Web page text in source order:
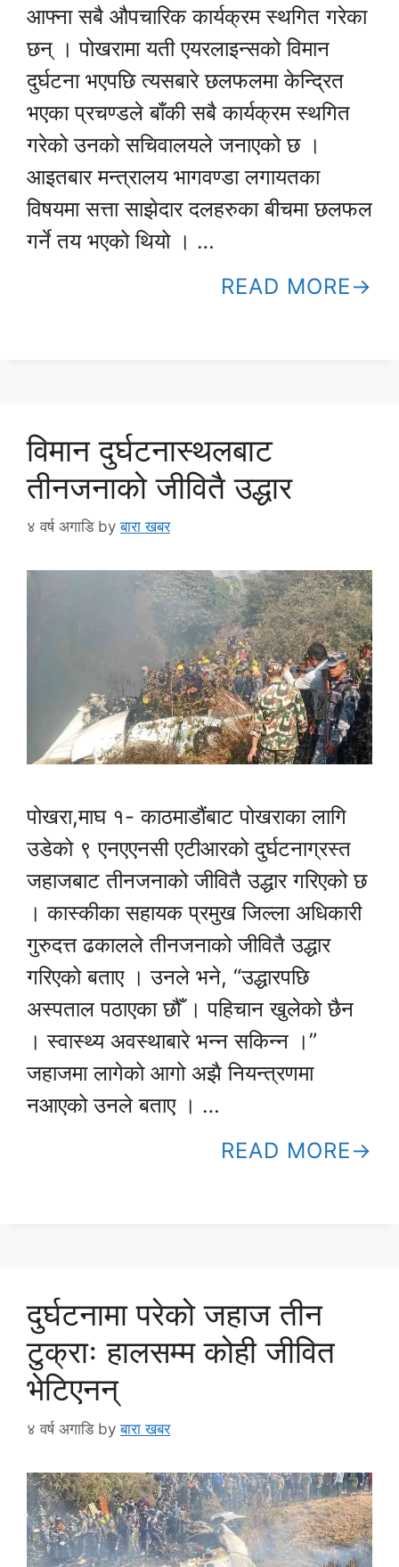
आफ्ना सबै औपचारिक कार्यक्रम स्थगित गरेका
छन् । पोखरामा यती एयरलाइन्सको विमान
दुर्घटना भएपछि त्यसबारे छलफलमा केन्द्रित
भएका प्रचण्डले बाँकी सबै कार्यक्रम स्थगित
गरेको उनको सचिवालयले जनाएको छ ।
आइतबार मन्त्रालय भागवण्डा लगायतका
विषयमा सत्ता साझेदार दलहरुका बीचमा छलफल
गर्ने तय भएको थियो । …
READ MORE
विमान दुर्घटनास्थलबाट
तीनजनाको जीवितै उद्धार
४ वर्ष अगाडि byबारा खबर
पोखरा,माघ १- काठमाडौंबाट पोखराका लागि
उडेको ९ एनएएनसी एटीआरको दुर्घटनाग्रस्त
जहाजबाट तीनजनाको जीवितै उद्धार गरिएको छ
। कास्कीका सहायक प्रमुख जिल्ला अधिकारी
गुरुदत्त ढकालले तीनजनाको जीवितै उद्धार
गरिएको बताए । उनले भने, “उद्धारपछि
अस्पताल पठाएका छौँ । पहिचान खुलेको छैन
। स्वास्थ्य अवस्थाबारे भन्न सकिन्न ।”
जहाजमा लागेको आगो अझै नियन्त्रणमा
नआएको उनले बताए । …
READ MORE
दुर्घटनामा परेको जहाज तीन
टुक्राः हालसम्म कोही जीवित
भेटिएनन्
४ वर्ष अगाडि byबारा खबर